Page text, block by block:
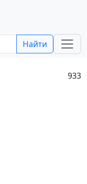
Найти
933